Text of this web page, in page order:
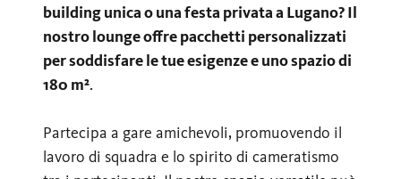
building unica o una festa privata a Lugano? Il
nostro lounge offre pacchetti personalizzati
per soddisfare le tue esigenze e uno spazio di
180 m².
Partecipa a gare amichevoli, promuovendo il
lavoro di squadra e lo spirito di cameratismo